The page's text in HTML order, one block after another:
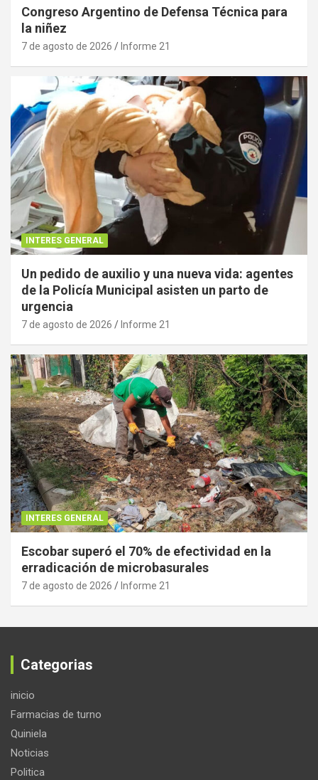
Congreso Argentino de Defensa Técnica para
la niñez
7 de agosto de 2026 Informe 21
INTERES GENERAL
Un pedido de auxilio y una nueva vida: agentes
de la Policía Municipal asisten un parto de
urgencia
7 de agosto de 2026 Informe 21
INTERES GENERAL
Escobar superó el 70% de efectividad en la
erradicación de microbasurales
7 de agosto de 2026 Informe 21
Categorias
inicio
Farmacias de turno
Quiniela
Noticias
Politica